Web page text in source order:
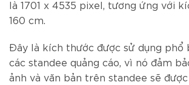
là 1701 x 4535 pixel, tương ứng với
160 cm.
Đây là kích thước được sử dụng phổ
các standee quảng cáo, vì nó đảm
ảnh và văn bản trên standee sẽ